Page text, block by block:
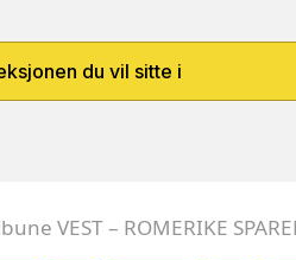
du vil sitte i
VEST – ROMERIKE